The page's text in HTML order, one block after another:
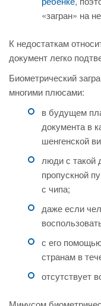
«загран» на
К недостаткам
документ легко
Биометрический
многими плюсами:
в будущем
документа в
шенгенской
люди с такой
пропускной
с чипа;
даже если
с его
странам в
отсутствует